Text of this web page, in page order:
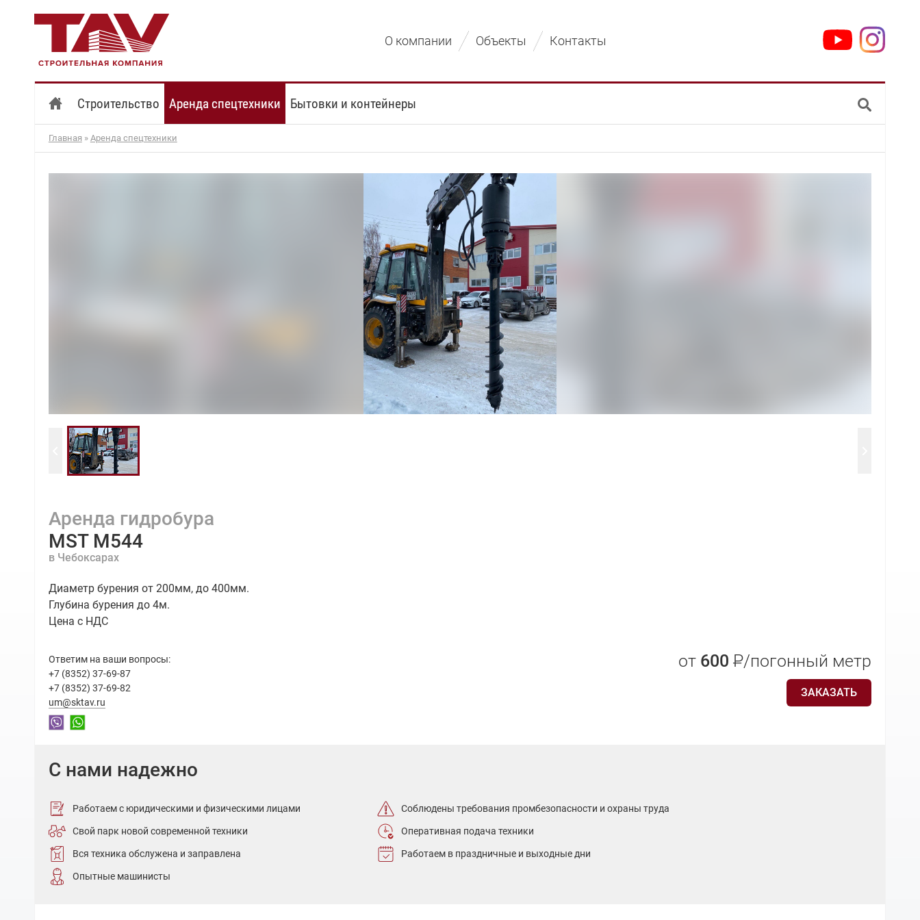
О компании Объекты Контакты
Строительство Аренда спецтехники Бытовки и контейнеры
Главная » Аренда спецтехники
Аренда гидробура
MST M544
в Чебоксарах
Диаметр бурения от 200мм, до 400мм.
Глубина бурения до 4м.
Цена с НДС
Ответим на ваши вопросы:
+7 (8352) 37-69-87
+7 (8352) 37-69-82
um@sktav.ru
от 600 Р/погонный метр
ЗАКАЗАТЬ
С нами надежно
Работаем с юридическими и физическими лицами
Свой парк новой современной техники
Вся техника обслужена и заправлена
Опытные машинисты
Соблюдены требования промбезопасности и охраны труда
Оперативная подача техники
Работаем в праздничные и выходные дни